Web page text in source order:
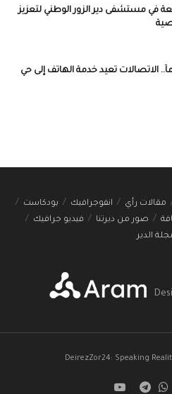
في مستشفى دير الزور الوطني لتعزيز
انقطاع 14 عاماً.. الاتصالات تعيد خدمة الهاتف إلى حي
مقالات رأي انفوجرافيك
بودكاست
صور من ديرتنا
فيديو جرافيك
الدير
DeirezZor24: Speaking